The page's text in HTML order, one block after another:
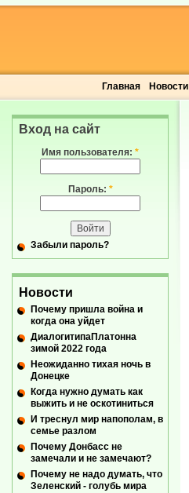
Главная Новости
Вход на сайт
Имя пользователя: *
Пароль: *
Забыли пароль?
Новости
Почему пришла война и
когда она уйдет
ДиалогитипаПлатонна
зимой 2022 года
Неожиданно тихая ночь в
Донецке
Когда нужно думать как
выжить и не оскотиниться
И треснул мир напополам, в
семье разлом
Почему Донбасс не
замечали и не замечают?
Почему не надо думать, что
Зеленский - голубь мира